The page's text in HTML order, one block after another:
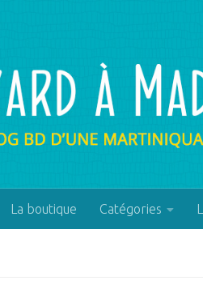
La boutique Catégories